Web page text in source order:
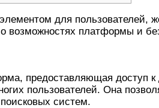
для пользователей,
возможностях платформы и
предоставляющая доступ к
пользователей. Она
систем.